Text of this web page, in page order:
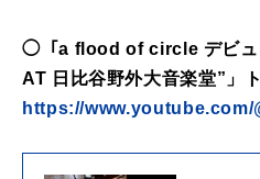
◯「a flood of circle デビュ
AT 日比谷野外大音楽堂”」
https://www.youtube.com/